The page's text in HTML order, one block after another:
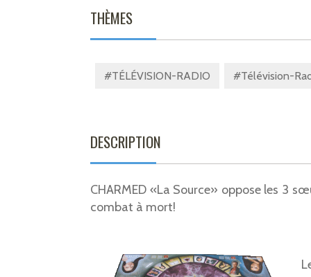
THÈMES
#TÉLÉVISION-RADIO #Télévision-
DESCRIPTION
CHARMED «La Source» oppose les 3
combat à mort!